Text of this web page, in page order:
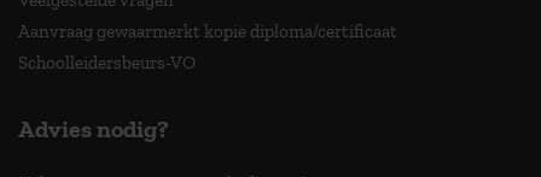
Aanvraag gewaarmerkt kopie diploma/certificaat
Schoolleidersbeurs-VO
Advies nodig?